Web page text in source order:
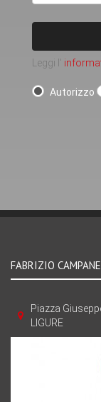
Leggi l'
Autorizzo
FABRIZIO
Piazza
LIGURE